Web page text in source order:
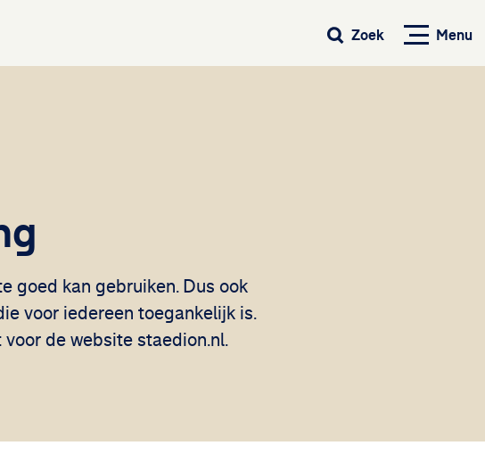
Menu
Zoek
goed kan gebruiken. Dus ook
voor iedereen toegankelijk is.
de website staedion.nl.